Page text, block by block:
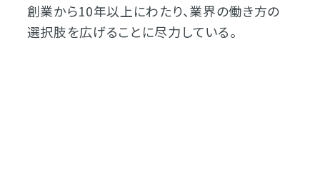
創業から10年以上にわたり、業界の働き方の
選択肢を広げることに尽力している。